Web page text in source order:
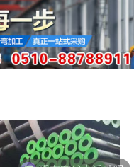
现在有优惠活动吗